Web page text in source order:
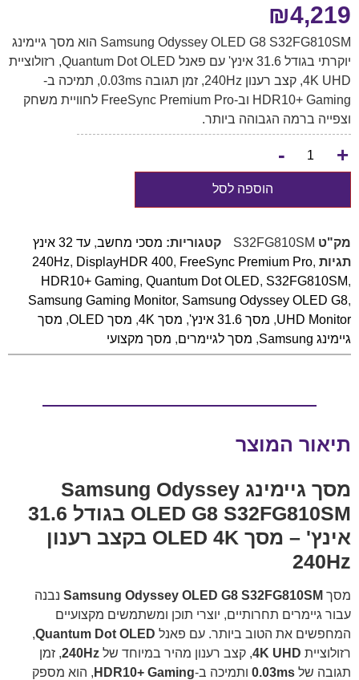
₪4,219
Samsung Odyssey OLED G8 S32FG810SM הוא מסך גיימינג
יוקרתי בגודל 31.6 אינץ' עם פאנל Quantum Dot OLED, רזולוציית
4K UHD, קצב רענון 240Hz, זמן תגובה 0.03ms, תמיכה ב-
HDR10+ Gaming וב-FreeSync Premium Pro לחוויית משחק
וצפייה ברמה הגבוהה ביותר.
+
-
הוספה לסל
מק"ט S32FG810SM קטגוריות: מסכי מחשב, עד 32 אינץ
תגיות
240Hz, DisplayHDR 400, FreeSync Premium Pro,
HDR10+ Gaming, Quantum Dot OLED, S32FG810SM,
Samsung Gaming Monitor, Samsung Odyssey OLED G8,
UHD Monitor
, מסך 31.6 אינץ' , מסך 4K , מסך OLED , מסך
גיימינג Samsung
, מסך לגיימרים, מסך מקצועי
תיאור המוצר
מסך גיימינג Samsung Odyssey
OLED G8 S32FG810SM בגודל 31.6
אינץ' – מסך OLED 4K בקצב רענון
240Hz
מסך Samsung Odyssey OLED G8 S32FG810SM נבנה
עבור גיימרים תחרותיים, יוצרי תוכן ומשתמשים מקצועיים
המחפשים את הטוב ביותר. עם פאנל Quantum Dot OLED
,
רזולוציית 4K UHD, קצב רענון מהיר במיוחד של 240Hz, זמן
תגובה של 0.03ms ותמיכה ב-HDR10+ Gaming , הוא מספק